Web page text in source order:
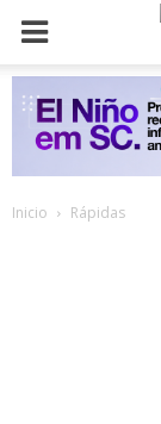
Inicio Rápidas